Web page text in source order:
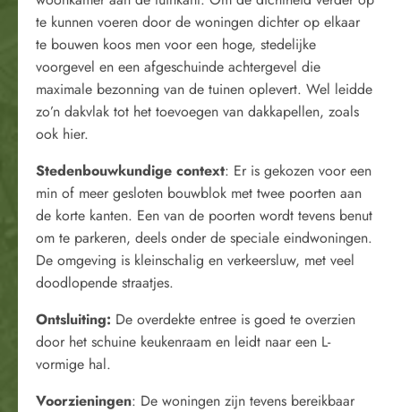
te kunnen voeren door de woningen dichter op elkaar
te bouwen koos men voor een hoge, stedelijke
voorgevel en een afgeschuinde achtergevel die
maximale bezonning van de tuinen oplevert. Wel leidde
zo’n dakvlak tot het toevoegen van dakkapellen, zoals
ook hier.
Stedenbouwkundige context: Er is gekozen voor een
min of meer gesloten bouwblok met twee poorten aan
de korte kanten. Een van de poorten wordt tevens benut
om te parkeren, deels onder de speciale eindwoningen.
De omgeving is kleinschalig en verkeersluw, met veel
doodlopende straatjes.
Ontsluiting: De overdekte entree is goed te overzien
door het schuine keukenraam en leidt naar een L-
vormige hal.
Voorzieningen: De woningen zijn tevens bereikbaar